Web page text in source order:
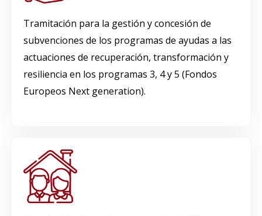
Tramitación para la gestión y concesión de
subvenciones de los programas de ayudas a las
actuaciones de recuperación, transformación y
resiliencia en los programas 3, 4 y 5 (Fondos
Europeos Next generation).